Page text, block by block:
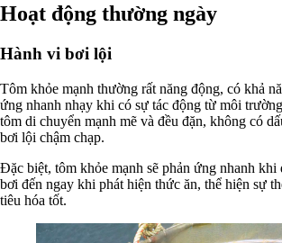
Hoạt động thường ngày
Hành vi bơi lội
Tôm khỏe mạnh thường rất năng động, có khả
ứng nhanh nhạy khi có sự tác động từ môi
tôm di chuyển mạnh mẽ và đều đặn, không có
bơi lội chậm chạp.
Đặc biệt, tôm khỏe mạnh sẽ phản ứng nhanh khi
bơi đến ngay khi phát hiện thức ăn, thể hiện sự
tiêu hóa tốt.